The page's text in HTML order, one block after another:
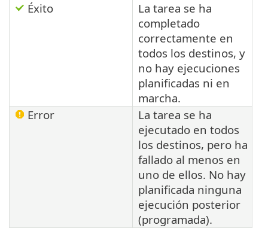
Éxito
La tarea se ha
completado
correctamente en
todos los destinos, y
no hay ejecuciones
planificadas ni en
marcha.
Error
La tarea se ha
ejecutado en todos
los destinos, pero ha
fallado al menos en
uno de ellos. No hay
planificada ninguna
ejecución posterior
(programada).